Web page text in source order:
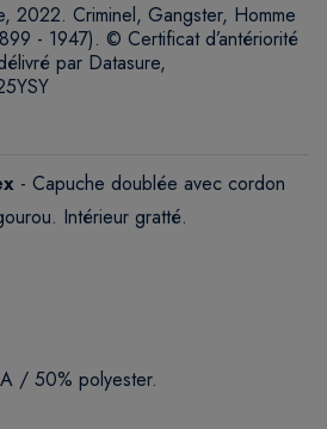
Criminel, Gangster, Homme
- 1947). © Certificat d’antériorité
par Datasure,
- Capuche doublée avec cordon
Intérieur gratté.
/ 50% polyester.